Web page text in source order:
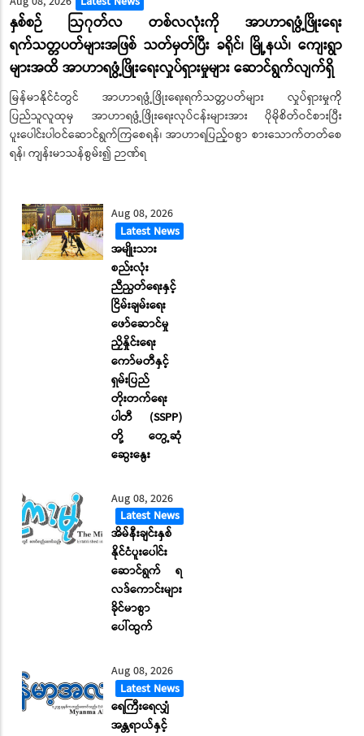
နှစ်စဉ် ဩဂုတ်လ တစ်လလုံးကို အာဟာရဖွံ့ဖြိုးရေး
ရက်သတ္တပတ်များအဖြစ် သတ်မှတ်ပြီး ခရိုင်၊ မြို့နယ်၊ ကျေးရွာ
များအထိ အာဟာရဖွံ့ဖြိုးရေးလှုပ်ရှားမှုများ ဆောင်ရွက်လျက်ရှိ
မြန်မာနိုင်ငံတွင် အာဟာရဖွံ့ဖြိုးရေးရက်သတ္တပတ်များ လှုပ်ရှားမှုကို
ပြည်သူလူထုမှ အာဟာရဖွံ့ဖြိုးရေးလုပ်ငန်းများအား ပိုမိုစိတ်ဝင်စားပြီး
ပူးပေါင်းပါဝင်ဆောင်ရွက်ကြစေရန်၊ အာဟာရပြည့်ဝစွာ စားသောက်တတ်စေ
ရန်၊ ကျန်းမာသန်စွမ်း၍ ဉာဏ်ရ
Aug 08, 2026
Latest News
အမျိုးသား
စည်းလုံး
ညီညွတ်ရေးနှင့်
ငြိမ်းချမ်းရေး
ဖော်ဆောင်မှု
ညှိနှိုင်းရေး
ကော်မတီနှင့်
ရှမ်းပြည်
တိုးတက်ရေး
ပါတီ (SSPP)
တို့ တွေ့ဆုံ
ဆွေးနွေး
Aug 08, 2026
Latest News
အိမ်နီးချင်းနှစ်
နိုင်ငံပူးပေါင်း
ဆောင်ရွက် ရ
လဒ်ကောင်းများ
ခိုင်မာစွာ
ပေါ်ထွက်
Aug 08, 2026
Latest News
ရေကြီးရေလျှံ
အန္တရာယ်နှင့်